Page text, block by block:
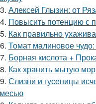
Алексей Глызин: от
Повысить потенцию с
Как правильно
Томат малиновое
Борная кислота +
Как хранить мытую
Слизни и гусеницы